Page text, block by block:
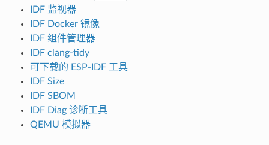
IDF 监视器
IDF Docker 镜像
IDF 组件管理器
IDF clang-tidy
可下载的 ESP-IDF 工具
IDF Size
IDF SBOM
IDF Diag 诊断工具
QEMU 模拟器